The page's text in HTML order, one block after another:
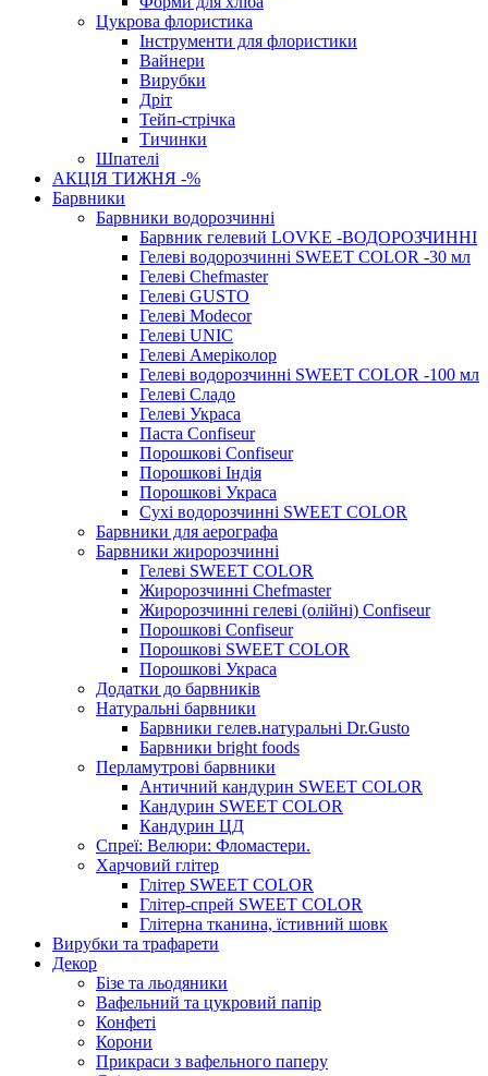
Цукрова флористика
Інструменти для флористики
Вайнери
Вирубки
Дріт
Тейп-стрічка
Тичинки
Шпателі
АКЦІЯ ТИЖНЯ -%
Барвники
Барвники водорозчинні
Барвник гелевий LOVKE -ВОДОРОЗЧИННІ
Гелеві водорозчинні SWEET COLOR -30 мл
Гелеві Chefmaster
Гелеві GUSTO
Гелеві Modecor
Гелеві UNIC
Гелеві Амеріколор
Гелеві водорозчинні SWEET COLOR -100 мл
Гелеві Сладо
Гелеві Украса
Паста Confiseur
Порошкові Confiseur
Порошкові Індія
Порошкові Украса
Сухі водорозчинні SWEET COLOR
Барвники для аерографа
Барвники жиророзчинні
Гелеві SWEET COLOR
Жиророзчинні Chefmaster
Жиророзчинні гелеві (олійні) Confiseur
Порошкові Confiseur
Порошкові SWEET COLOR
Порошкові Украса
Додатки до барвників
Натуральні барвники
Барвники гелев.натуральні Dr.Gusto
Барвники bright foods
Перламутрові барвники
Античний кандурин SWEET COLOR
Кандурин SWEET COLOR
Кандурин ЦД
Спреї: Велюри: Фломастери.
Харчовий глітер
Глітер SWEET COLOR
Глітер-спрей SWEET COLOR
Глітерна тканина, їстивний шовк
Вирубки та трафарети
Декор
Бізе та льодяники
Вафельний та цукровий папір
Конфеті
Корони
Прикраси з вафельного паперу